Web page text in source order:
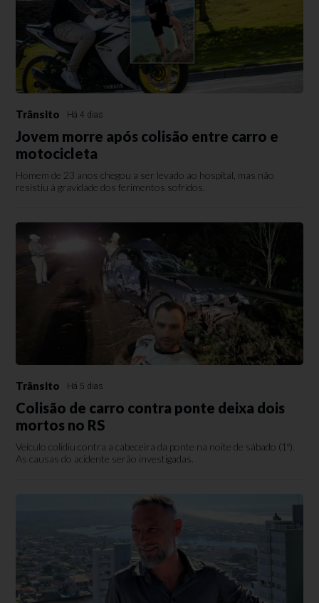
Trânsito Há 4 dias
Jovem morre após colisão entre carro e
motocicleta
Homem de 23 anos chegou a ser levado ao hospital, mas não
resistiu à gravidade dos ferimentos sofridos.
Trânsito Há 5 dias
Colisão de carro contra ponte deixa dois
mortos no RS
Veículo colidiu contra a cabeceira da ponte na noite de sábado (1º).
As causas do acidente serão investigadas.